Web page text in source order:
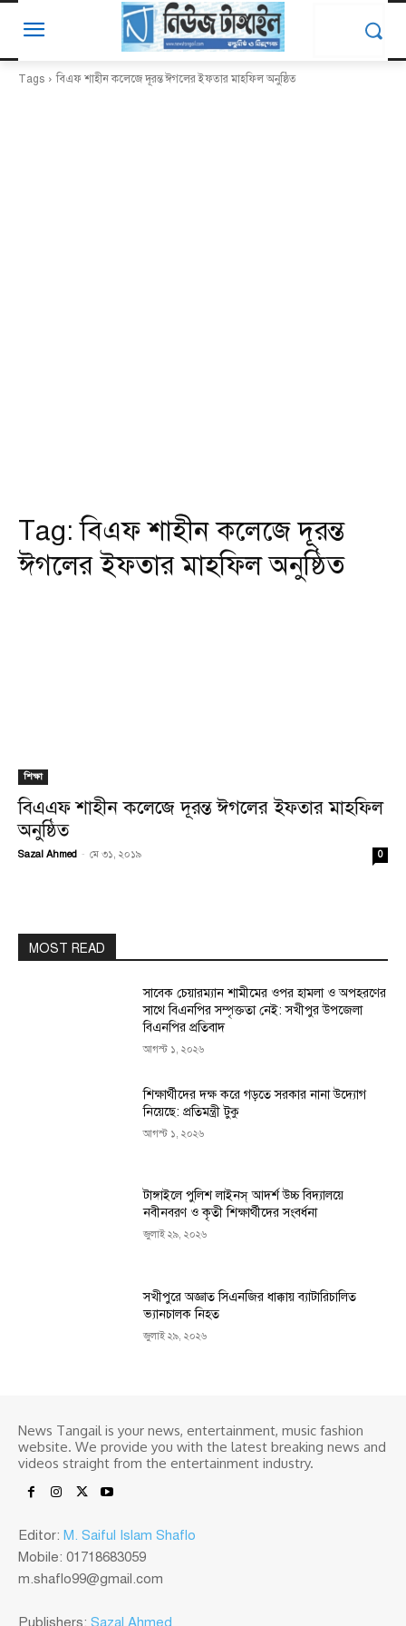
Tags বিএফ শাহীন কলেজে দূরন্ত ঈগলের ইফতার মাহফিল অনুষ্ঠিত
Tag:বিএফ শাহীন কলেজে দূরন্ত
ঈগলের ইফতার মাহফিল অনুষ্ঠিত
শিক্ষা
বিএএফ শাহীন কলেজে দূরন্ত ঈগলের ইফতার মাহফিল
অনুষ্ঠিত
Sazal Ahmed - মে ৩১, ২০১৯ 0
MOST READ
সাবেক চেয়ারম্যান শামীমের ওপর হামলা ও অপহরণের
সাথে বিএনপির সম্পৃক্ততা নেই: সখীপুর উপজেলা
বিএনপির প্রতিবাদ
আগস্ট ১, ২০২৬
শিক্ষার্থীদের দক্ষ করে গড়তে সরকার নানা উদ্যোগ
নিয়েছে: প্রতিমন্ত্রী টুকু
আগস্ট ১, ২০২৬
টাঙ্গাইলে পুলিশ লাইনস্ আদর্শ উচ্চ বিদ্যালয়ে
নবীনবরণ ও কৃতী শিক্ষার্থীদের সংবর্ধনা
জুলাই ২৯, ২০২৬
সখীপুরে অজ্ঞাত সিএনজির ধাক্কায় ব্যাটারিচালিত
ভ্যানচালক নিহত
জুলাই ২৯, ২০২৬
News Tangail is your news, entertainment, music fashion
website. We provide you with the latest breaking news and
videos straight from the entertainment industry.
Editor: M. Saiful Islam Shaflo
Mobile: 01718683059
m.shaflo99@gmail.com
Publishers: Sazal Ahmed